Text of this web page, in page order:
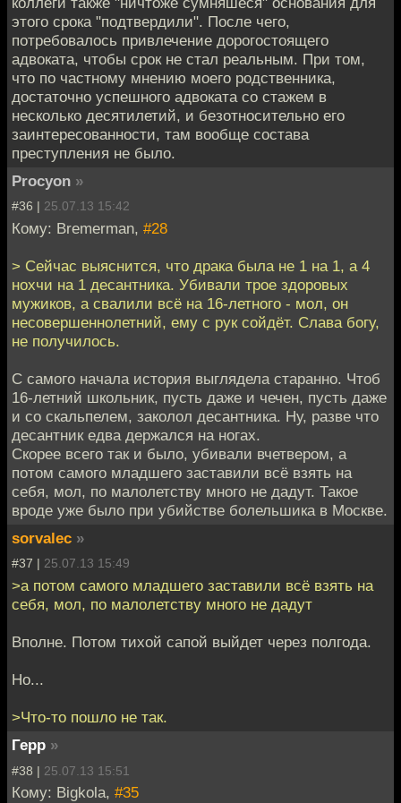
этого срока "подтвердили". После чего,
потребовалось привлечение дорогостоящего
адвоката, чтобы срок не стал реальным. При том,
что по частному мнению моего родственника,
достаточно успешного адвоката со стажем в
несколько десятилетий, и безотносительно его
заинтересованности, там вообще состава
преступления не было.
Procyon »
#36 | 25.07.13 15:42
Кому: Bremerman, #28
> Сейчас выяснится, что драка была не 1 на 1, а 4
нохчи на 1 десантника. Убивали трое здоровых
мужиков, а свалили всё на 16-летного - мол, он
несовершеннолетний, ему с рук сойдёт. Слава богу,
не получилось.
С самого начала история выглядела старанно. Чтоб
16-летний школьник, пусть даже и чечен, пусть даже
и со скальпелем, заколол десантника. Ну, разве что
десантник едва держался на ногах.
Скорее всего так и было, убивали вчетвером, а
потом самого младшего заставили всё взять на
себя, мол, по малолетству много не дадут. Такое
вроде уже было при убийстве болельшика в Москве.
sorvalec »
#37 | 25.07.13 15:49
>а потом самого младшего заставили всё взять на
себя, мол, по малолетству много не дадут
Вполне. Потом тихой сапой выйдет через полгода.
Но...
>Что-то пошло не так.
Герр »
#38 | 25.07.13 15:51
Кому: Bigkola, #35